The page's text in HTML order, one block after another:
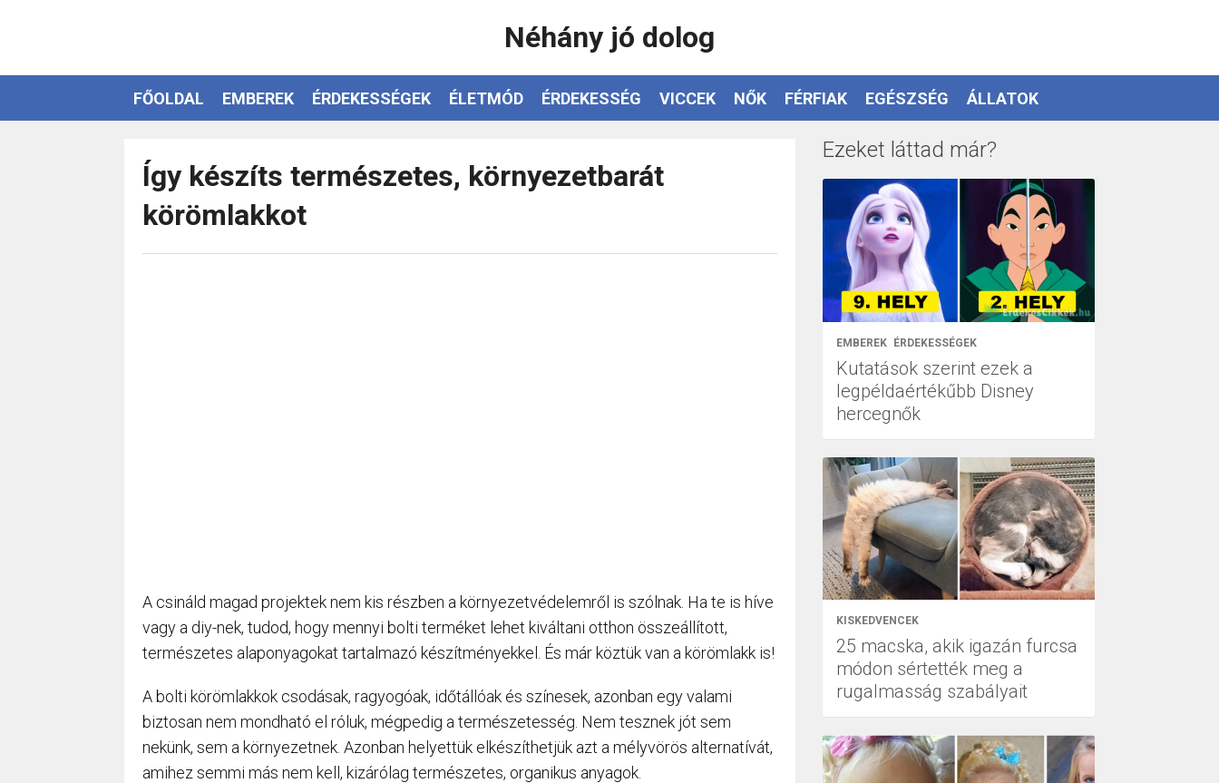
Néhány jó dolog
FŐOLDAL EMBEREK ÉRDEKESSÉGEK ÉLETMÓD ÉRDEKESSÉG VICCEK NŐK FÉRFIAK EGÉSZSÉG ÁLLATOK
Így készíts természetes, környezetbarát
körömlakkot
A csináld magad projektek nem kis részben a környezetvédelemről is szólnak. Ha te is híve
vagy a diy-nek, tudod, hogy mennyi bolti terméket lehet kiváltani otthon összeállított,
természetes alaponyagokat tartalmazó készítményekkel. És már köztük van a körömlakk is!
A bolti körömlakkok csodásak, ragyogóak, időtállóak és színesek, azonban egy valami
biztosan nem mondható el róluk, mégpedig a természetesség. Nem tesznek jót sem
nekünk, sem a környezetnek. Azonban helyettük elkészíthetjük azt a mélyvörös alternatívát,
amihez semmi más nem kell, kizárólag természetes, organikus anyagok.
Ezeket láttad már?
EMBEREK ÉRDEKESSÉGEK
Kutatások szerint ezek a
legpéldaértékűbb Disney
hercegnők
KISKEDVENCEK
25 macska, akik igazán furcsa
módon sértették meg a
rugalmasság szabályait